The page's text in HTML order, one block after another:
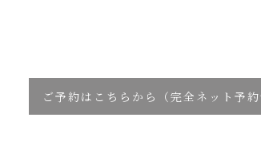
ご予約はこちらから（完全ネット予約